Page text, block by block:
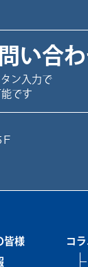
い合
ン入力で
です
皆様
コ